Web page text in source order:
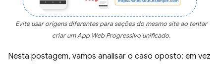
Evite usar origens diferentes para seções do mesmo site ao tentar
criar um App Web Progressivo unificado.
Nesta postagem, vamos analisar o caso oposto: em vez